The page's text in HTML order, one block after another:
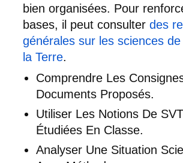
bien organisées. Pour
bases, il peut consulter des
générales sur les sciences
la Terre.
Comprendre Les
Documents Proposés.
Utiliser Les Notions De
Étudiées En Classe.
Analyser Une Situation